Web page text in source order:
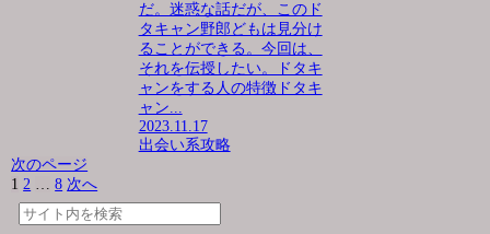
だ。迷惑な話だが、このド
タキャン野郎どもは見分け
ることができる。今回は、
それを伝授したい。ドタキ
ャンをする人の特徴ドタキ
ャン...
2023.11.17
出会い系攻略
次のページ
1 2 … 8 次へ